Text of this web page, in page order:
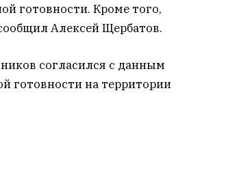
готовности. Кроме того,
Алексей Щербатов.
согласился с данным
готовности на территории